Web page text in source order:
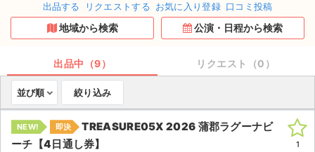
もうすぐ開催のチケット
取扱チケット
ライブ・コンサート（国内）
ライブ・コンサート（海外）
出品する リクエストする お気に入り登録 口コミ投稿
地域から検索 公演・日程から検索
出品中（9） リクエスト（0）
並び順 絞り込み
NEW! 即決
TREASURE05X 2026 蒲郡ラグーナビ
ーチ【4日通し券】
1